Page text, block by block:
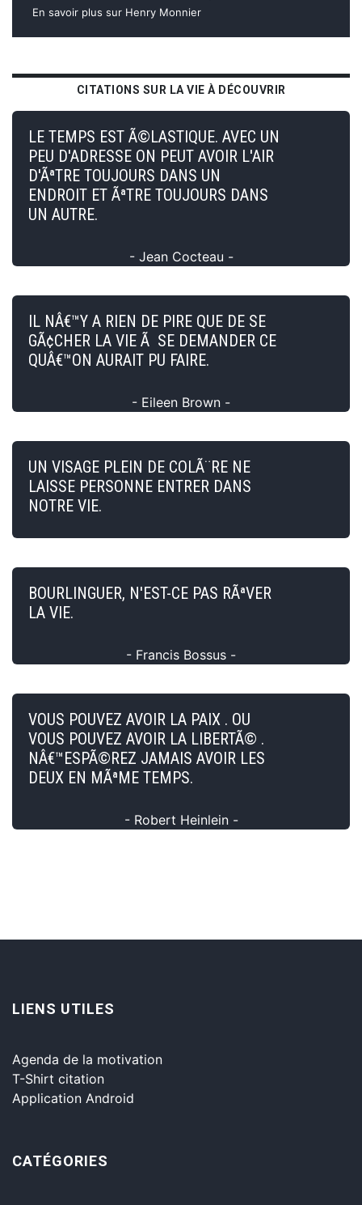
En savoir plus sur Henry Monnier
CITATIONS SUR LA VIE À DÉCOUVRIR
LE TEMPS EST Ã©LASTIQUE. AVEC UN
PEU D'ADRESSE ON PEUT AVOIR L'AIR
D'ÃªTRE TOUJOURS DANS UN
ENDROIT ET ÃªTRE TOUJOURS DANS
UN AUTRE.
- Jean Cocteau -
IL NÂ€™Y A RIEN DE PIRE QUE DE SE
GÃ¢CHER LA VIE Ã SE DEMANDER CE
QUÂ€™ON AURAIT PU FAIRE.
- Eileen Brown -
UN VISAGE PLEIN DE COLÃ¨RE NE
LAISSE PERSONNE ENTRER DANS
NOTRE VIE.
BOURLINGUER, N'EST-CE PAS RÃªVER
LA VIE.
- Francis Bossus -
VOUS POUVEZ AVOIR LA PAIX . OU
VOUS POUVEZ AVOIR LA LIBERTÃ© .
NÂ€™ESPÃ©REZ JAMAIS AVOIR LES
DEUX EN MÃªME TEMPS.
- Robert Heinlein -
LIENS UTILES
Agenda de la motivation
T-Shirt citation
Application Android
CATÉGORIES